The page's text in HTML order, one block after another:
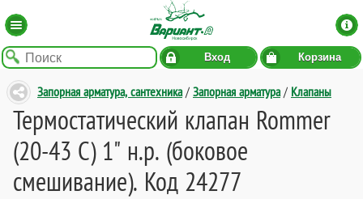
Вход Корзина
Запорная арматура, сантехника/ Запорная арматура/ Клапаны
Термостатический клапан Rommer
(20-43 C) 1" н.р. (боковое
смешивание). Код 24277